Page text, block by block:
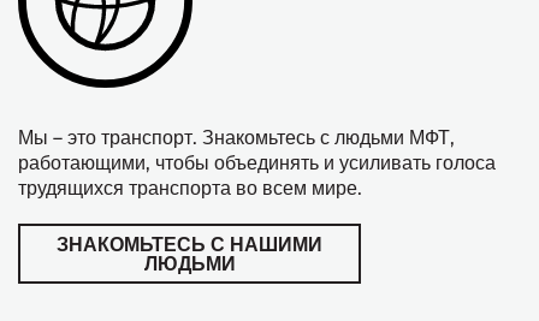
Мы – это транспорт. Знакомьтесь с людьми МФТ,
работающими, чтобы объединять и усиливать голоса
трудящихся транспорта во всем мире.
ЗНАКОМЬТЕСЬ С НАШИМИ
ЛЮДЬМИ